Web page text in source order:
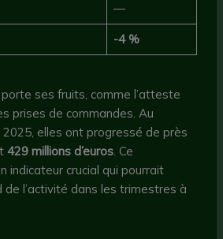
—
-4 %
porte ses fruits, comme l’atteste
prises de commandes. Au
elles ont progressé de près
429 millions d’euros. Ce
indicateur crucial qui pourrait
de l’activité dans les trimestres à